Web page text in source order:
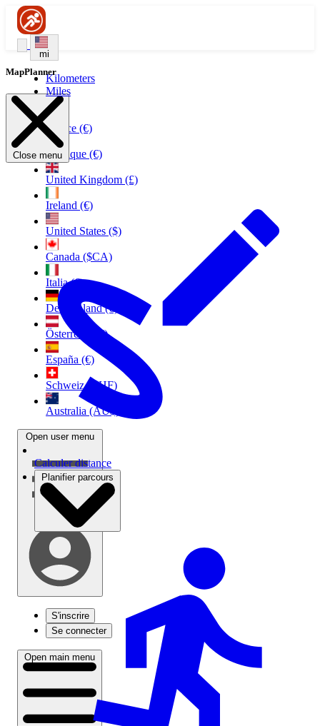
mi
Kilometers
Miles
France (€)
Belgique (€)
United Kingdom (£)
Ireland (€)
United States ($)
Canada ($CA)
Italia (€)
Deutschland (€)
Österreich (€)
España (€)
Schweiz (CHF)
Australia (AU$)
Open user menu
S'inscrire
Se connecter
Open main menu
MapPlanner
Close menu
Calculer distance
Planifier parcours